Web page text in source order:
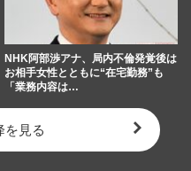
NHK阿部渉アナ、局内不倫発覚後は
お相手女性とともに“在宅勤務”も
「業務内容は…
を見る